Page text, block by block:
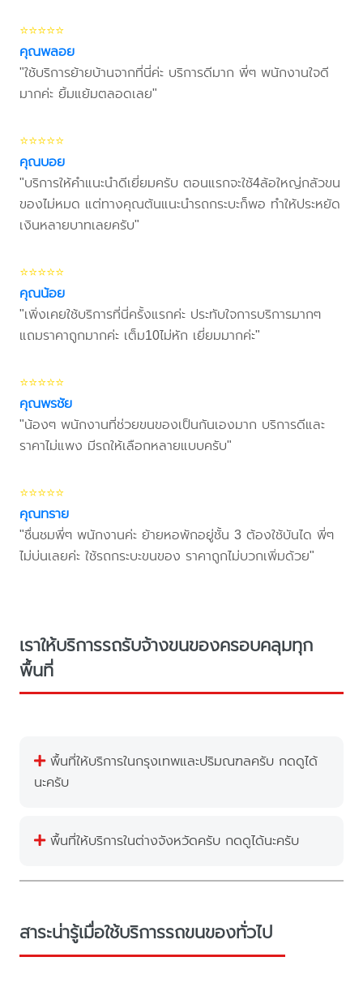
⭐⭐⭐⭐⭐
คุณพลอย
"ใช้บริการย้ายบ้านจากที่นี่ค่ะ บริการดีมาก พี่ๆ พนักงานใจดี
มากค่ะ ยิ้มแย้มตลอดเลย"
⭐⭐⭐⭐⭐
คุณบอย
"บริการให้คำแนะนำดีเยี่ยมครับ ตอนแรกจะใช้4ล้อใหญ่กลัวขน
ของไม่หมด แต่ทางคุณต้นแนะนำรถกระบะก็พอ ทำให้ประหยัด
เงินหลายบาทเลยครับ"
⭐⭐⭐⭐⭐
คุณน้อย
"เพิ่งเคยใช้บริการที่นี่ครั้งแรกค่ะ ประทับใจการบริการมากๆ
แถมราคาถูกมากค่ะ เต็ม10ไม่หัก เยี่ยมมากค่ะ"
⭐⭐⭐⭐⭐
คุณพรชัย
"น้องๆ พนักงานที่ช่วยขนของเป็นกันเองมาก บริการดีและ
ราคาไม่แพง มีรถให้เลือกหลายแบบครับ"
⭐⭐⭐⭐⭐
คุณทราย
"ชื่นชมพี่ๆ พนักงานค่ะ ย้ายหอพักอยู่ชั้น 3 ต้องใช้บันได พี่ๆ
ไม่บ่นเลยค่ะ ใช้รถกระบะขนของ ราคาถูกไม่บวกเพิ่มด้วย"
เราให้บริการรถรับจ้างขนของครอบคลุมทุก
พื้นที่
พื้นที่ให้บริการในกรุงเทพและปริมณฑลครับ กดดูได้
นะครับ
พื้นที่ให้บริการในต่างจังหวัดครับ กดดูได้นะครับ
สาระน่ารู้เมื่อใช้บริการรถขนของทั่วไป